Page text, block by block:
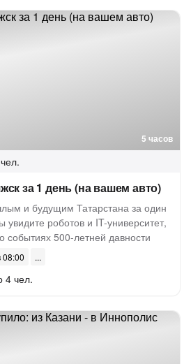
5 часов
за 1 день (на вашем авто)
и будущим Татарстана за один
роботов и IT-университет,
событиях 500-летней давности
08:00
4 чел.